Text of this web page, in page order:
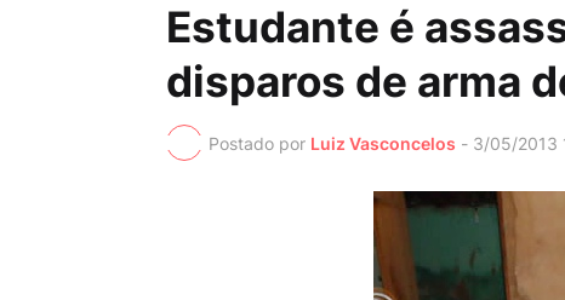
Estudante é
disparos de arma
Postado por Luiz Vasconcelos - 3/05/2013